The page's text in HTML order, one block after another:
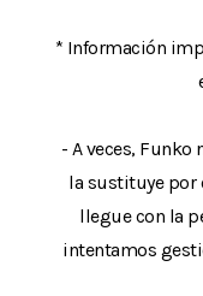
* Información
- A veces,
la sustituye por
llegue con la
intentamos